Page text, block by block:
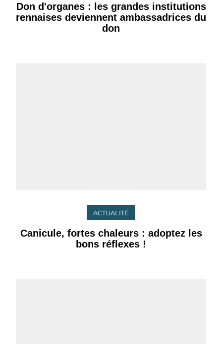
Don d'organes : les grandes institutions
rennaises deviennent ambassadrices du
don
ACTUALITÉ
Canicule, fortes chaleurs : adoptez les
bons réflexes !